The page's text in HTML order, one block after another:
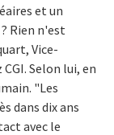
et un
Rien n'est
Vice-
Selon lui, en
"Les
dans dix ans
avec le